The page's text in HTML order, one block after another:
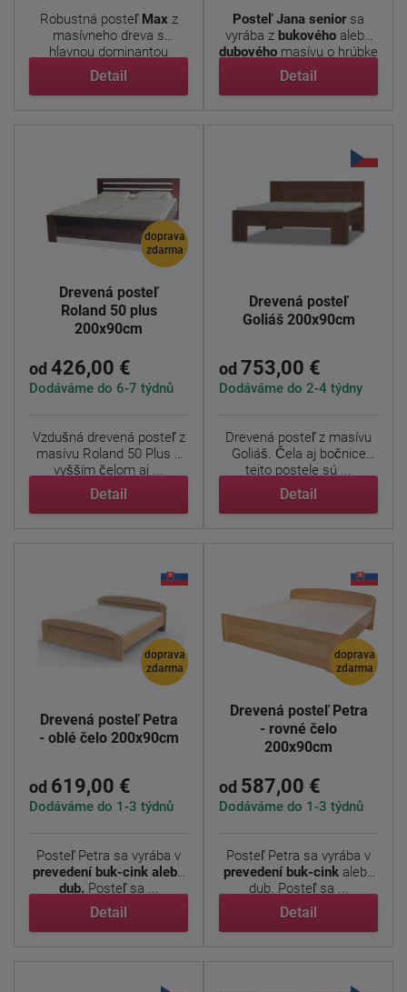
Robustná posteľ Maxz
masívneho dreva s
hlavnou dominantou
trámov v ...
Detail
Posteľ Jana seniorsa
vyrába z bukového alebo
dubového masívu o hrúbke
...
Detail
doprava
zdarma
Drevená posteľ
Roland 50 plus
200x90cm
od 426,00 €
Dodáváme do 6-7 týdnů
Vzdušná drevená posteľ z
masívu Roland 50 Plus s
vyšším čelom aj ...
Detail
Drevená posteľ
Goliáš 200x90cm
od 753,00 €
Dodáváme do 2-4 týdny
Drevená posteľ z masívu
Goliáš. Čela aj bočnice
tejto postele sú ...
Detail
doprava
zdarma
Drevená posteľ Petra
- oblé čelo 200x90cm
od 619,00 €
Dodáváme do 1-3 týdnů
Posteľ Petra sa vyrába v
prevedení buk-cink alebo
dub. Posteľ sa ...
Detail
doprava
zdarma
Drevená posteľ Petra
- rovné čelo
200x90cm
od 587,00 €
Dodáváme do 1-3 týdnů
Posteľ Petra sa vyrába v
prevedení buk-cinkalebo
dub. Posteľ sa ...
Detail